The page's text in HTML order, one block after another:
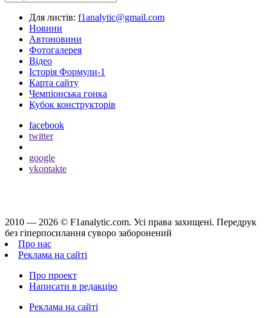
Для листів: f1analytic@gmail.com
Новини
Автоновини
Фотогалерея
Відео
Історія Формули-1
Карта сайту
Чемпіонська гонка
Кубок конструкторів
facebook
twitter
google
vkontakte
2010 — 2026 © F1analytic.com. Усi права захищенi. Передрук
без гіперпосилання суворо заборонений
Про нас
Реклама на сайті
Про проект
Написати в редакцію
Реклама на сайті